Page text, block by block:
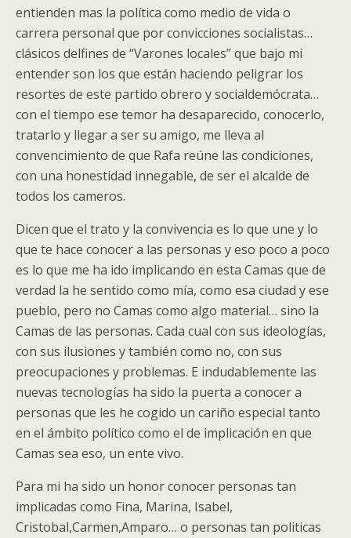
entienden mas la política como medio de vida o
carrera personal que por convicciones socialistas…
clásicos delfines de “Varones locales” que bajo mi
entender son los que están haciendo peligrar los
resortes de este partido obrero y socialdemócrata…
con el tiempo ese temor ha desaparecido, conocerlo,
tratarlo y llegar a ser su amigo, me lleva al
convencimiento de que Rafa reúne las condiciones,
con una honestidad innegable, de ser el alcalde de
todos los cameros.
Dicen que el trato y la convivencia es lo que une y lo
que te hace conocer a las personas y eso poco a poco
es lo que me ha ido implicando en esta Camas que de
verdad la he sentido como mía, como esa ciudad y ese
pueblo, pero no Camas como algo material… sino la
Camas de las personas. Cada cual con sus ideologías,
con sus ilusiones y también como no, con sus
preocupaciones y problemas. E indudablemente las
nuevas tecnologías ha sido la puerta a conocer a
personas que les he cogido un cariño especial tanto
en el ámbito político como el de implicación en que
Camas sea eso, un ente vivo.
Para mi ha sido un honor conocer personas tan
implicadas como Fina, Marina, Isabel,
Cristobal,Carmen,Amparo… o personas tan politicas